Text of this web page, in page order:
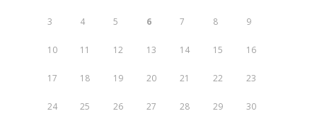
3 4 5 6 7 8 9
10 11 12 13 14 15 16
17 18 19 20 21 22 23
24 25 26 27 28 29 30